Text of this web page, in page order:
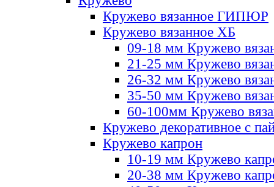
Кружево вязанное ГИПЮР
Кружево вязанное ХБ
09-18 мм Кружево
21-25 мм Кружево
26-32 мм Кружево
35-50 мм Кружево
60-100мм Кружево
Кружево декоративное с
Кружево капрон
10-19 мм Кружево
20-38 мм Кружево